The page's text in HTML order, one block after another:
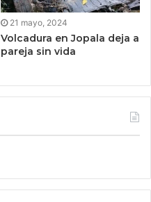
21 mayo, 2024
Volcadura en Jopala deja a
pareja sin vida